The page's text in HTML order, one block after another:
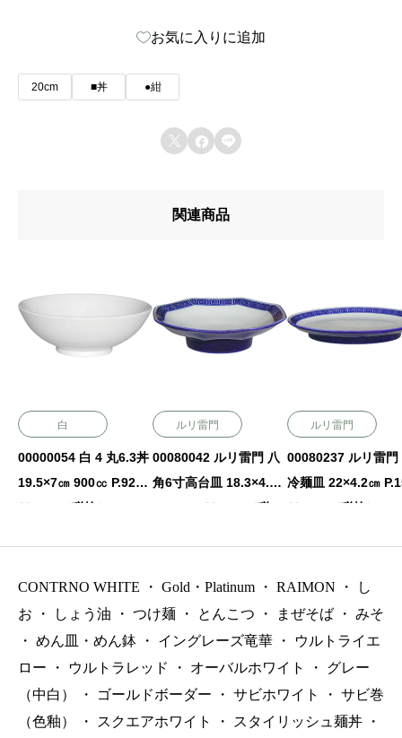
お気に入りに追加
20cm ■丼 ●紺
  
関連商品
白
00000054 白 4 丸6.3丼
19.5×7㎝ 900㏄ P.92
￥1450（税抜）
ルリ雷門
00080042 ルリ雷門 八
角6寸高台皿 18.3×4.6
㎝ P.152 ￥2550（税
ルリ雷門
00080237 ルリ雷門
冷麺皿 22×4.2㎝ P.152
￥2650（税抜）
CONTRNO WHITE ・ Gold・Platinum ・ RAIMON ・
し
お
・ しょう油 ・ つけ麺 ・ とんこつ ・ まぜそば ・ みそ
・ めん皿・めん鉢 ・ イングレーズ竜華 ・
ウルトライエ
ロー
・ ウルトラレッド ・ オーバルホワイト ・
グレー
（中白）
・ ゴールドボーダー ・ サビホワイト ・ サビ巻
（色釉）
・ スクエアホワイト ・ スタイリッシュ麺丼
・